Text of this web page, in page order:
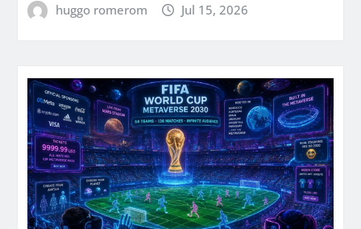
huggo romerom Jul 15, 2026